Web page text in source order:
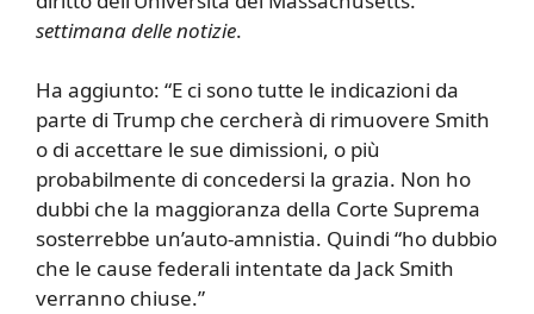
settimana delle notizie.
Ha aggiunto: “E ci sono tutte le indicazioni da
parte di Trump che cercherà di rimuovere Smith
o di accettare le sue dimissioni, o più
probabilmente di concedersi la grazia. Non ho
dubbi che la maggioranza della Corte Suprema
sosterrebbe un’auto-amnistia. Quindi “ho dubbio
che le cause federali intentate da Jack Smith
verranno chiuse.”